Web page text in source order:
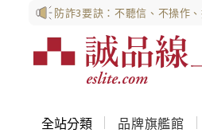
防詐3要訣：不聽信、不操作
全站分類 品牌旗艦館